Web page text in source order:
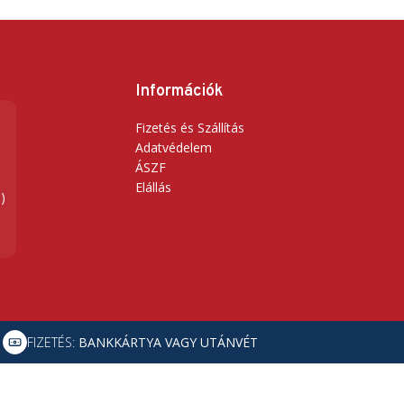
Információk
Fizetés és Szállítás
Adatvédelem
ÁSZF
Elállás
FIZETÉS: BANKKÁRTYA VAGY UTÁNVÉT